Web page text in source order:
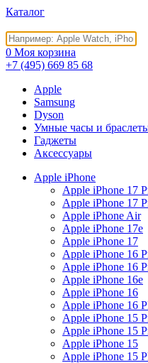
Каталог
0 Моя корзина
+7 (495) 669 85 68
Apple
Samsung
Dyson
Умные часы и
Гаджеты
Аксессуары
Apple iPhone
Apple iPhone 17
Apple iPhone 17
Apple iPhone Air
Apple iPhone 17e
Apple iPhone 17
Apple iPhone 16
Apple iPhone 16
Apple iPhone 16e
Apple iPhone 16
Apple iPhone 16
Apple iPhone 15
Apple iPhone 15
Apple iPhone 15
Apple iPhone 15